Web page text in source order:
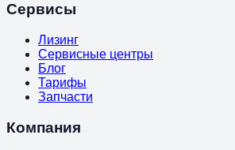
Сервисы
Лизинг
Сервисные центры
Блог
Тарифы
Запчасти
Компания